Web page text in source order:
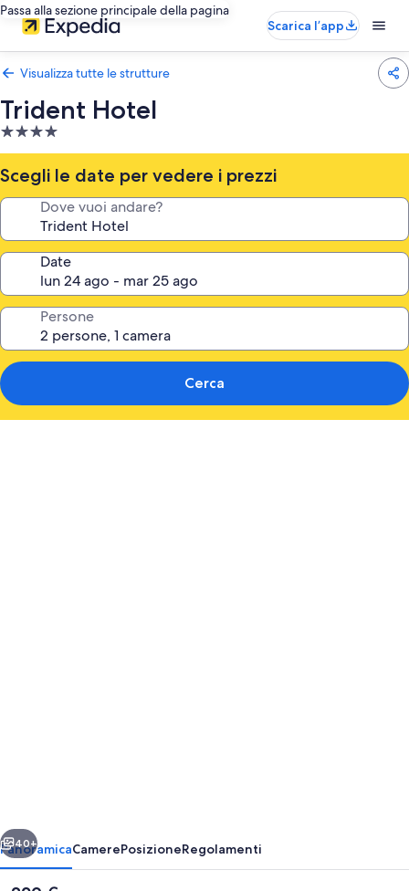
Passa alla sezione principale della pagina
Scarica l’app
Visualizza tutte le strutture
Trident Hotel
Struttura
a
4.0
stelle
Scegli le date per vedere i prezzi
Dove vuoi andare?
Date
Persone
Cerca
Avanti
40+
PanoramicaCamerePosizioneRegolamenti